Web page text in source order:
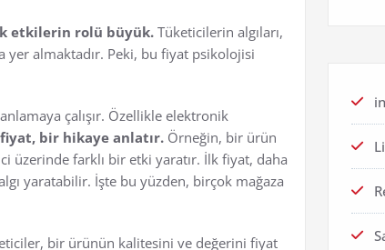
etkilerin rolü büyük. Tüketicilerin algıları,
yer almaktadır. Peki, bu fiyat psikolojisi
çalışır. Özellikle elektronik
bir hikaye anlatır. Örneğin, bir ürün
üzerinde farklı bir etki yaratır. İlk fiyat, daha
yaratabilir. İşte bu yüzden, birçok mağaza
bir ürünün kalitesini ve değerini fiyat